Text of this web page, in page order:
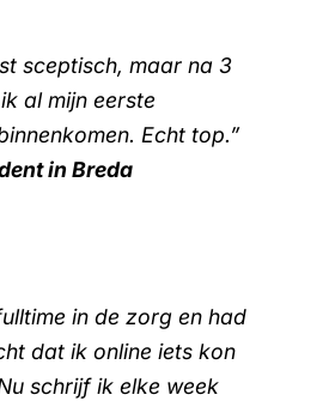
sceptisch, maar na 3
al mijn eerste
Echt top.”
in Breda
in de zorg en had
dat ik online iets kon
schrijf ik elke week